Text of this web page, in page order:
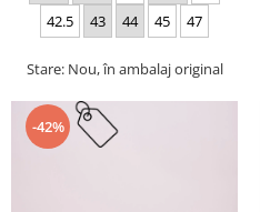
42.5
43 44 45 47
Stare: Nou, în ambalaj original
-42%